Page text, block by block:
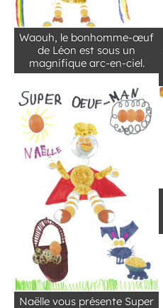
Waouh, le bonhomme-œuf
de Léon est sous un
magnifique arc-en-ciel.
Naëlle vous présente Super